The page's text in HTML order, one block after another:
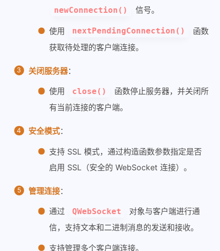
newConnection() 信号。
使用 nextPendingConnection()
函数
获取待处理的客户端连接。
关闭服务器：
使用 close()
函数停止服务器，并关闭所
有当前连接的客户端。
安全模式：
支持 SSL 模式，通过构造函数参数指定是否
启用 SSL（安全的 WebSocket 连接）。
管理连接：
通过 QWebSocket
对象与客户端进行通
信，支持文本和二进制消息的发送和接收。
支持管理多个客户端连接。